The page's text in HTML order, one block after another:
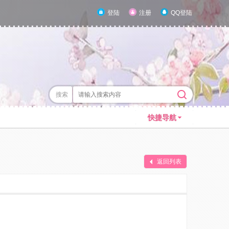
登陆 注册 QQ登陆
搜索
快捷导航
返回列表